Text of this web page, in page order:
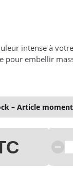
intense à
pour embellir
– Article